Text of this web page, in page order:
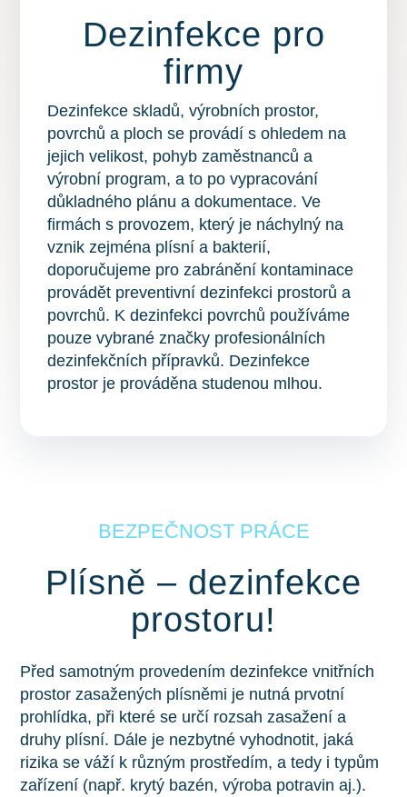
Dezinfekce pro
firmy
Dezinfekce skladů, výrobních prostor,
povrchů a ploch se provádí s ohledem na
jejich velikost, pohyb zaměstnanců a
výrobní program, a to po vypracování
důkladného plánu a dokumentace. Ve
firmách s provozem, který je náchylný na
vznik zejména plísní a bakterií,
doporučujeme pro zabránění kontaminace
provádět preventivní dezinfekci prostorů a
povrchů. K dezinfekci povrchů používáme
pouze vybrané značky profesionálních
dezinfekčních přípravků. Dezinfekce
prostor je prováděna studenou mlhou.
BEZPEČNOST PRÁCE
Plísně – dezinfekce
prostoru!
Před samotným provedením dezinfekce vnitřních
prostor zasažených plísněmi je nutná prvotní
prohlídka, při které se určí rozsah zasažení a
druhy plísní. Dále je nezbytné vyhodnotit, jaká
rizika se váží k různým prostředím, a tedy i typům
zařízení (např. krytý bazén, výroba potravin aj.).